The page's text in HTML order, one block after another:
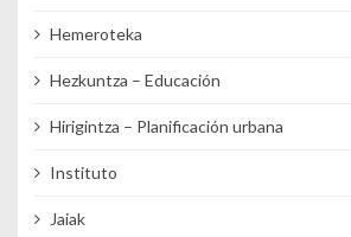
Hemeroteka
Hezkuntza – Educación
Hirigintza – Planificación urbana
Instituto
Jaiak